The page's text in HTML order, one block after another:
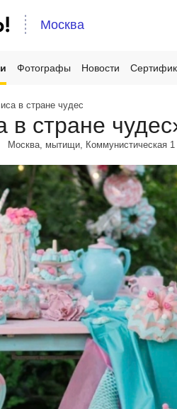
Москва
Фотографы Новости
в стране чудес
в стране
Москва, мытищи, Коммунистическая 1